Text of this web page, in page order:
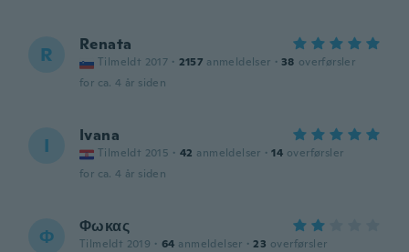
R Renata
Tilmeldt 2017 · 2157 anmeldelser · 38 overførsler
for ca. 4 år siden
I Ivana
Tilmeldt 2015 · 42 anmeldelser · 14 overførsler
for ca. 4 år siden
Φ Φωκας
Tilmeldt 2019 · 64 anmeldelser · 23 overførsler